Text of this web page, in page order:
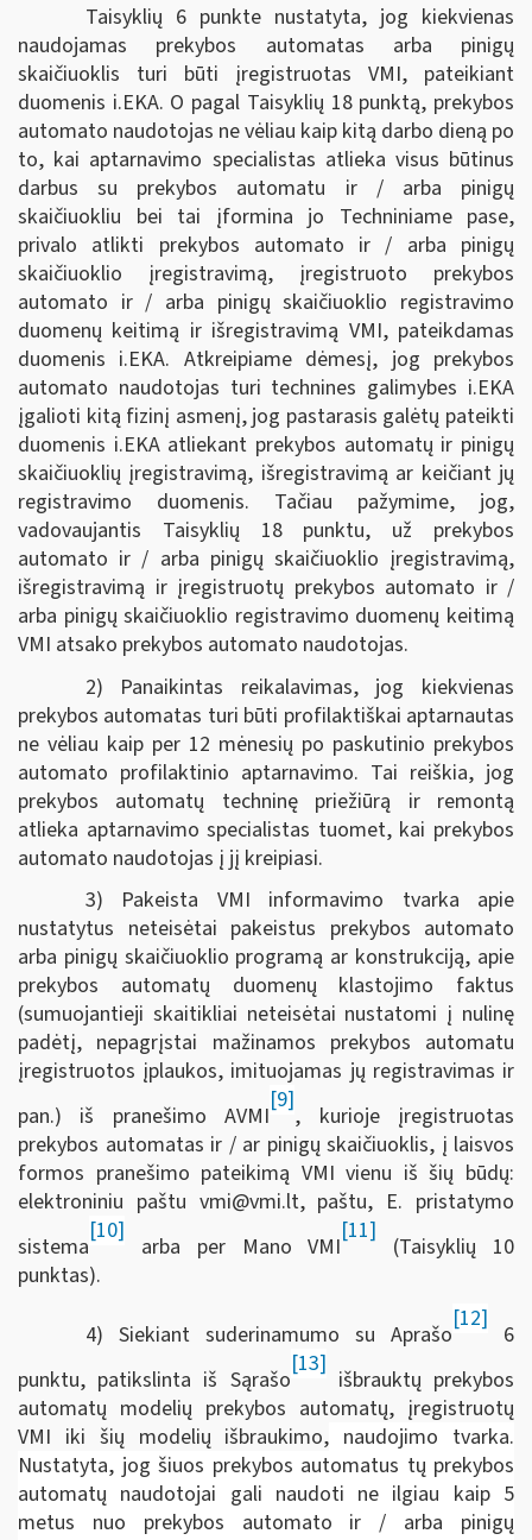
Taisyklių 6 punkte nustatyta, jog kiekvienas
naudojamas prekybos automatas arba pinigų
skaičiuoklis turi būti įregistruotas VMI, pateikiant
duomenis i.EKA. O pagal Taisyklių 18 punktą, prekybos
automato naudotojas ne vėliau kaip kitą darbo dieną po
to, kai aptarnavimo specialistas atlieka visus būtinus
darbus su prekybos automatu ir / arba pinigų
skaičiuokliu bei tai įformina jo Techniniame pase,
privalo atlikti prekybos automato ir / arba pinigų
skaičiuoklio įregistravimą, įregistruoto prekybos
automato ir / arba pinigų skaičiuoklio registravimo
duomenų keitimą ir išregistravimą VMI, pateikdamas
duomenis i.EKA. Atkreipiame dėmesį, jog prekybos
automato naudotojas turi technines galimybes i.EKA
įgalioti kitą fizinį asmenį, jog pastarasis galėtų pateikti
duomenis i.EKA atliekant prekybos automatų ir pinigų
skaičiuoklių įregistravimą, išregistravimą ar keičiant jų
registravimo duomenis. Tačiau pažymime, jog,
vadovaujantis Taisyklių 18 punktu, už prekybos
automato ir / arba pinigų skaičiuoklio įregistravimą,
išregistravimą ir įregistruotų prekybos automato ir /
arba pinigų skaičiuoklio registravimo duomenų keitimą
VMI atsako prekybos automato naudotojas.
2) Panaikintas reikalavimas, jog kiekvienas
prekybos automatas turi būti profilaktiškai aptarnautas
ne vėliau kaip per 12 mėnesių po paskutinio prekybos
automato profilaktinio aptarnavimo. Tai reiškia, jog
prekybos automatų techninę priežiūrą ir remontą
atlieka aptarnavimo specialistas tuomet, kai prekybos
automato naudotojas į jį kreipiasi.
3) Pakeista VMI informavimo tvarka apie
nustatytus neteisėtai pakeistus prekybos automato
arba pinigų skaičiuoklio programą ar konstrukciją, apie
prekybos automatų duomenų klastojimo faktus
(sumuojantieji skaitikliai neteisėtai nustatomi į nulinę
padėtį, nepagrįstai mažinamos prekybos automatu
įregistruotos įplaukos, imituojamas jų registravimas ir
pan.) iš pranešimo AVMI
[9]
, kurioje įregistruotas
prekybos automatas ir / ar pinigų skaičiuoklis, į laisvos
formos pranešimo pateikimą VMI vienu iš šių būdų:
elektroniniu paštu vmi@vmi.lt, paštu, E. pristatymo
sistema
[10]
arba per Mano VMI
[11]
(Taisyklių 10
punktas).
4) Siekiant suderinamumo su Aprašo
[12]
6
punktu, patikslinta iš Sąrašo
[13]
išbrauktų prekybos
automatų modelių prekybos automatų, įregistruotų
VMI iki šių modelių išbraukimo, naudojimo tvarka.
Nustatyta, jog šiuos prekybos automatus tų prekybos
automatų naudotojai gali naudoti ne ilgiau kaip 5
metus nuo prekybos automato ir / arba pinigų